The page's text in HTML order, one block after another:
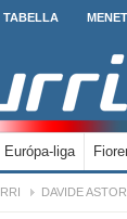
TABELLA
Európa-liga
DAVIDE